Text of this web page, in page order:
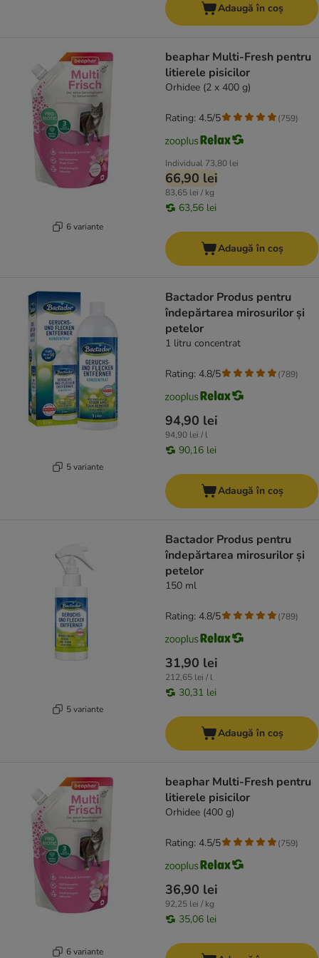
Adaugă în coș
6 variante
beaphar Multi-Fresh pentru
litierele pisicilor
Orhidee (2 x 400 g)
Individual 73,80 lei
66,90 lei
83,65 lei / kg
63,56 lei
Rating: 4.5/5 (759)
Adaugă în coș
5 variante
Bactador Produs pentru
îndepărtarea mirosurilor și
petelor
1 litru concentrat
94,90 lei
94,90 lei / l
90,16 lei
Rating: 4.8/5 (789)
Adaugă în coș
5 variante
Bactador Produs pentru
îndepărtarea mirosurilor și
petelor
150 ml
31,90 lei
212,65 lei / l
30,31 lei
Rating: 4.8/5 (789)
Adaugă în coș
6 variante
beaphar Multi-Fresh pentru
litierele pisicilor
Orhidee (400 g)
36,90 lei
92,25 lei / kg
35,06 lei
Rating: 4.5/5 (759)